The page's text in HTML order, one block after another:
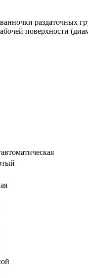
раздаточных
поверхности